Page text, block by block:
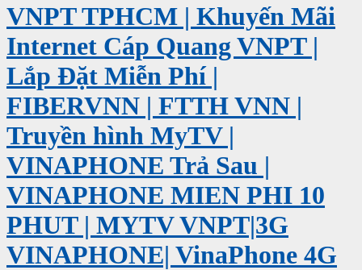
VNPT TPHCM | Khuyến Mãi
Internet Cáp Quang VNPT |
Lắp Đặt Miễn Phí |
FIBERVNN | FTTH VNN |
Truyền hình MyTV |
VINAPHONE Trả Sau |
VINAPHONE MIEN PHI 10
PHUT | MYTV VNPT|3G
VINAPHONE| VinaPhone 4G